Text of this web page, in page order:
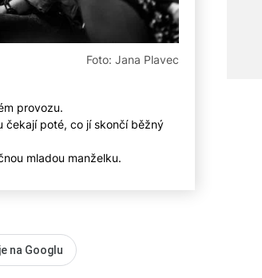
Foto: Jana Plavec
provozu.
čekají poté, co jí skončí běžný
mladou manželku.
na Googlu